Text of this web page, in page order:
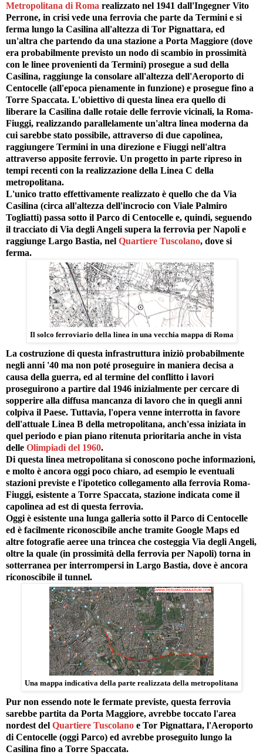
Metropolitana di Roma realizzato nel 1941 dall'Ingegner Vito
Perrone, in crisi vede una ferrovia che parte da Termini e si
ferma lungo la Casilina all'altezza di Tor Pignattara, ed
un'altra che partendo da una stazione a Porta Maggiore (dove
era probabilmente previsto un nodo di scambio in prossimità
con le linee provenienti da Termini) prosegue a sud della
Casilina, raggiunge la consolare all'altezza dell'Aeroporto di
Centocelle (all'epoca pienamente in funzione) e prosegue fino a
Torre Spaccata. L'obiettivo di questa linea era quello di
liberare la Casilina dalle rotaie delle ferrovie vicinali, la Roma-
Fiuggi, realizzando parallelamente un'altra linea moderna da
cui sarebbe stato possibile, attraverso di due capolinea,
raggiungere Termini in una direzione e Fiuggi nell'altra
attraverso apposite ferrovie. Un progetto in parte ripreso in
tempi recenti con la realizzazione della Linea C della
metropolitana.
L'unico tratto effettivamente realizzato è quello che da Via
Casilina (circa all'altezza dell'incrocio con Viale Palmiro
Togliatti) passa sotto il Parco di Centocelle e, quindi, seguendo
il tracciato di Via degli Angeli supera la ferrovia per Napoli e
raggiunge Largo Bastia, nel Quartiere Tuscolano, dove si
ferma.
Il solco ferroviario della linea in una vecchia mappa di Roma
La costruzione di questa infrastruttura iniziò probabilmente
negli anni '40 ma non poté proseguire in maniera decisa a
causa della guerra, ed al termine del conflitto i lavori
proseguirono a partire dal 1946 inizialmente per cercare di
sopperire alla diffusa mancanza di lavoro che in quegli anni
colpiva il Paese. Tuttavia, l'opera venne interrotta in favore
dell'attuale Linea B della metropolitana, anch'essa iniziata in
quel periodo e pian piano ritenuta prioritaria anche in vista
delle Olimpiadi del 1960.
Di questa linea metropolitana si conoscono poche informazioni,
e molto è ancora oggi poco chiaro, ad esempio le eventuali
stazioni previste e l'ipotetico collegamento alla ferrovia Roma-
Fiuggi, esistente a Torre Spaccata, stazione indicata come il
capolinea ad est di questa ferrovia.
Oggi è esistente una lunga galleria sotto il Parco di Centocelle
ed è facilmente riconoscibile anche tramite Google Maps ed
altre fotografie aeree una trincea che costeggia Via degli Angeli,
oltre la quale (in prossimità della ferrovia per Napoli) torna in
sotterranea per interrompersi in Largo Bastia, dove è ancora
riconoscibile il tunnel.
Una mappa indicativa della parte realizzata della metropolitana
Pur non essendo note le fermate previste, questa ferrovia
sarebbe partita da Porta Maggiore, avrebbe toccato l'area
nordest del Quartiere Tuscolano e Tor Pignattara, l'Aeroporto
di Centocelle (oggi Parco) ed avrebbe proseguito lungo la
Casilina fino a Torre Spaccata.